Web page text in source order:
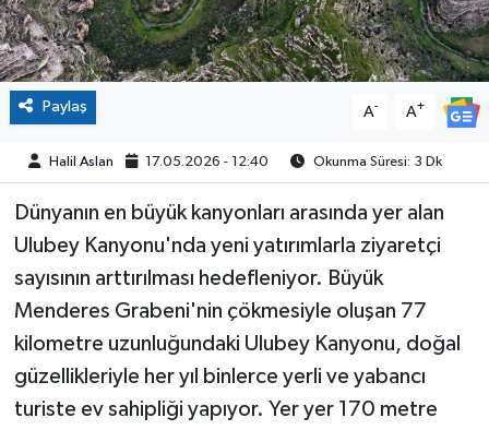
Paylaş A- A+
Halil Aslan 17.05.2026 - 12:40 Okunma Süresi: 3 Dk
Dünyanın en büyük kanyonları arasında yer alan
Ulubey Kanyonu'nda yeni yatırımlarla ziyaretçi
sayısının arttırılması hedefleniyor. Büyük
Menderes Grabeni'nin çökmesiyle oluşan 77
kilometre uzunluğundaki Ulubey Kanyonu, doğal
güzellikleriyle her yıl binlerce yerli ve yabancı
turiste ev sahipliği yapıyor. Yer yer 170 metre